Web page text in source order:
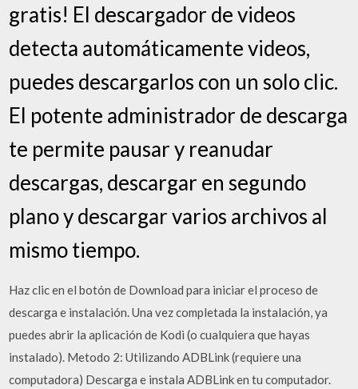
gratis! El descargador de videos
detecta automáticamente videos,
puedes descargarlos con un solo clic.
El potente administrador de descarga
te permite pausar y reanudar
descargas, descargar en segundo
plano y descargar varios archivos al
mismo tiempo.
Haz clic en el botón de Download para iniciar el proceso de
descarga e instalación. Una vez completada la instalación, ya
puedes abrir la aplicación de Kodi (o cualquiera que hayas
instalado). Metodo 2: Utilizando ADBLink (requiere una
computadora) Descarga e instala ADBLink en tu computador.